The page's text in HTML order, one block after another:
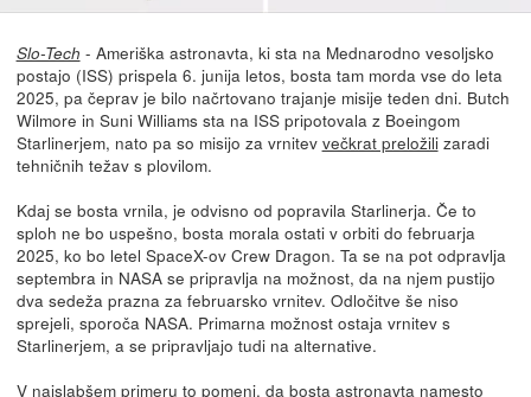
Slo-Tech - Ameriška astronavta, ki sta na Mednarodno vesoljsko
postajo (ISS) prispela 6. junija letos, bosta tam morda vse do leta
2025, pa čeprav je bilo načrtovano trajanje misije teden dni. Butch
Wilmore in Suni Williams sta na ISS pripotovala z Boeingom
Starlinerjem, nato pa so misijo za vrnitev večkrat preložilizaradi
tehničnih težav s plovilom.
Kdaj se bosta vrnila, je odvisno od popravila Starlinerja. Če to
sploh ne bo uspešno, bosta morala ostati v orbiti do februarja
2025, ko bo letel SpaceX-ov Crew Dragon. Ta se na pot odpravlja
septembra in NASA se pripravlja na možnost, da na njem pustijo
dva sedeža prazna za februarsko vrnitev. Odločitve še niso
sprejeli, sporoča NASA. Primarna možnost ostaja vrnitev s
Starlinerjem, a se pripravljajo tudi na alternative.
V najslabšem primeru to pomeni, da bosta astronavta namesto